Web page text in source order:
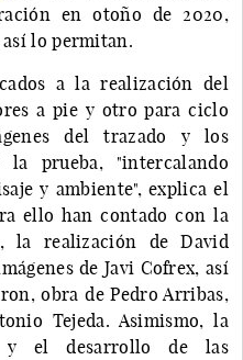
en otoño de 2020,
lo permitan.
a la realización del
a pie y otro para ciclo
del trazado y los
la prueba, "intercalando
y ambiente", explica el
ello han contado con la
la realización de David
de Javi Cofrex, así
obra de Pedro Arribas,
Tejeda. Asimismo, la
y el desarrollo de las